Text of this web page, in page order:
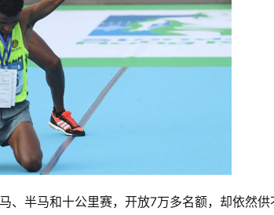
、半马和十公里赛，开放7万多名额，却依然供